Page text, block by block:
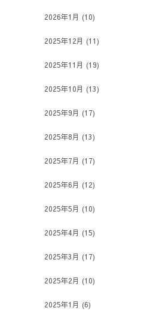
2026年1月 (10)
2025年12月 (11)
2025年11月 (19)
2025年10月 (13)
2025年9月 (17)
2025年8月 (13)
2025年7月 (17)
2025年6月 (12)
2025年5月 (10)
2025年4月 (15)
2025年3月 (17)
2025年2月 (10)
2025年1月 (6)